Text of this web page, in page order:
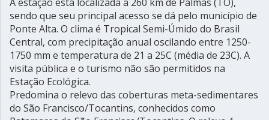
sendo que seu principal acesso se dá pelo município de
Ponte Alta. O clima é Tropical Semi-Úmido do Brasil
Central, com precipitação anual oscilando entre 1250-
1750 mm e temperatura de 21 a 25C (média de 23C). A
visita pública e o turismo não são permitidos na
Estação Ecológica.
Predomina o relevo das coberturas meta-sedimentares
do São Francisco/Tocantins, conhecidos como